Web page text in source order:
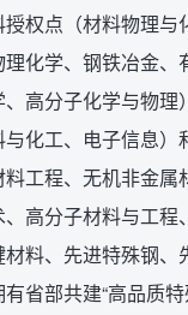
权点（材料物理与
化学、钢铁冶金、
高分子化学与物理
化工、电子信息）
料工程、无机非金
高分子材料与工程
料、先进特殊钢、
省部共建“高品质